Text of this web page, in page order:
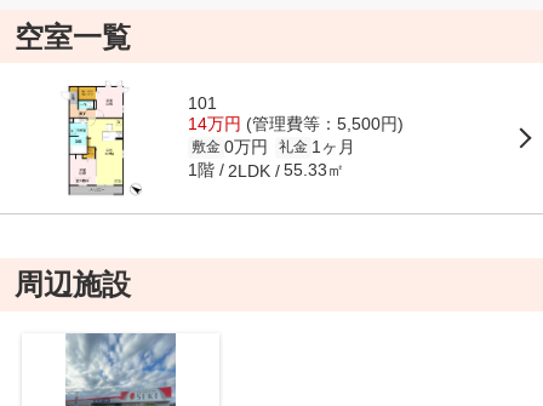
空室一覧
101
14万円 (管理費等：5,500円)
敷金 0万円 礼金 1ヶ月
1階 2LDK 55.33㎡
周辺施設